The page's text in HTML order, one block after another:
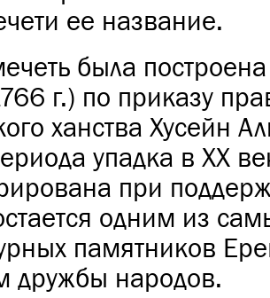
ее название.
была
г.) по приказу
ханства Хусейн
упадка в XX
при
одним из
памятников
дружбы народов.